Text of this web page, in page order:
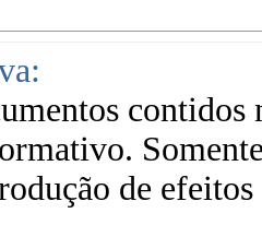
contidos
de